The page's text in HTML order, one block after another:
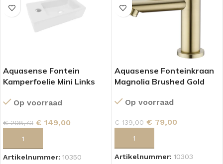
Aquasense Fontein
Kamperfoelie Mini Links
Op voorraad
€208,73 € 149,00
Artikelnummer: 10350
Aquasense Fonteinkraan
Magnolia Brushed Gold
Op voorraad
€139,00 € 79,00
Artikelnummer: 10303